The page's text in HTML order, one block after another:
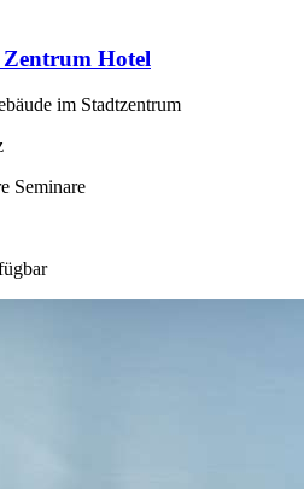
Hotel
im Stadtzentrum
Seminare